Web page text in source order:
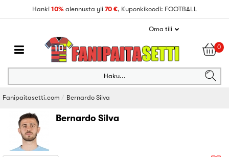
Hanki 10% alennusta yli 70 €, Kuponkikoodi: FOOTBALL
Oma tili
0
Haku...
Fanipaitasetti.com Bernardo Silva
Bernardo Silva